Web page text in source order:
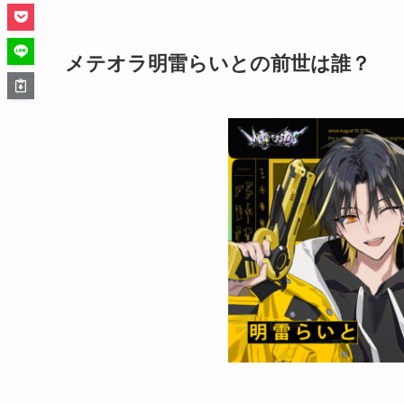
メテオラ明雷らいとの前世は誰？